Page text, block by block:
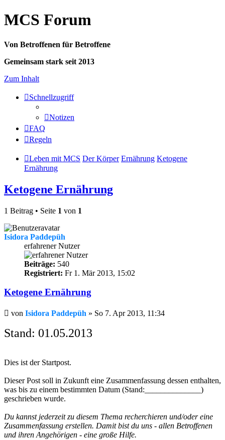
MCS Forum
Von Betroffenen für Betroffene
Gemeinsam stark seit 2013
Zum Inhalt
Schnellzugriff
Notizen
FAQ
Regeln
Leben mit MCS Der Körper Ernährung Ketogene
Ernährung
Ketogene Ernährung
1 Beitrag • Seite 1 von 1
Isidora Paddepüh
erfahrener Nutzer
Beiträge: 540
Registriert: Fr 1. Mär 2013, 15:02
Ketogene Ernährung
Beitrag
von Isidora Paddepüh » So 7. Apr 2013, 11:34
Stand: 01.05.2013
Dies ist der Startpost.
Dieser Post soll in Zukunft eine Zusammenfassung dessen enthalten,
was bis zu einem bestimmten Datum (Stand:______________)
geschrieben wurde.
Du kannst jederzeit zu diesem Thema recherchieren und/oder eine
Zusammenfassung erstellen. Damit bist du uns - allen Betroffenen
und ihren Angehörigen - eine große Hilfe.